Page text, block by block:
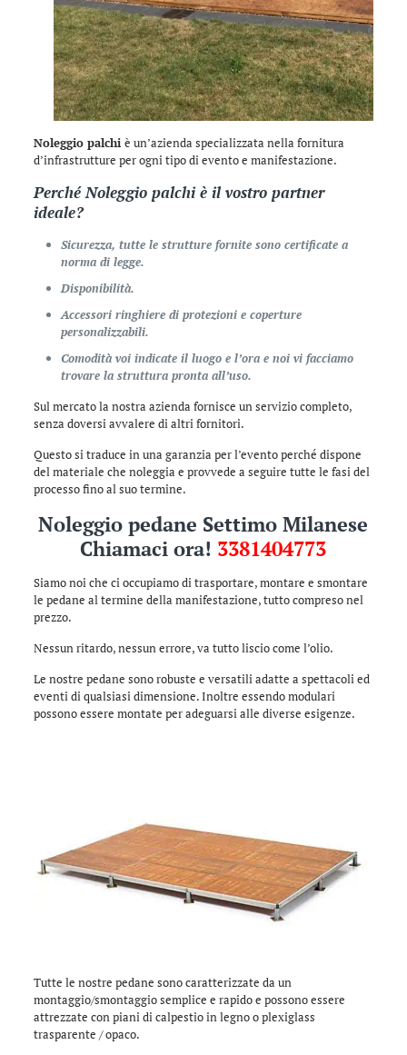
Noleggio palchi è un’azienda specializzata nella fornitura
d’infrastrutture per ogni tipo di evento e manifestazione.
PerchéNoleggio palchiè il vostro partner
ideale?
Sicurezza, tutte le strutture fornite sono certificate a
norma di legge.
Disponibilità.
Accessori ringhiere di protezioni e coperture
personalizzabili.
Comodità voi indicate il luogo e l’ora e noi vi facciamo
trovare la struttura pronta all’uso.
Sul mercato la nostra azienda fornisce un servizio completo,
senza doversi avvalere di altri fornitori.
Questo si traduce in una garanzia per l’evento perché dispone
del materiale che noleggia e provvede a seguire tutte le fasi del
processo fino al suo termine.
Noleggio pedane Settimo Milanese
Chiamaci ora! 3381404773
Siamo noi che ci occupiamo di trasportare, montare e smontare
le pedane al termine della manifestazione, tutto compreso nel
prezzo.
Nessun ritardo, nessun errore, va tutto liscio come l’olio.
Le nostre pedane sono robuste e versatili adatte a spettacoli ed
eventi di qualsiasi dimensione. Inoltre essendo modulari
possono essere montate per adeguarsi alle diverse esigenze.
Tutte le nostre pedane sono caratterizzate da un
montaggio/smontaggio semplice e rapido e possono essere
attrezzate con piani di calpestio in legno o plexiglass
trasparente / opaco.